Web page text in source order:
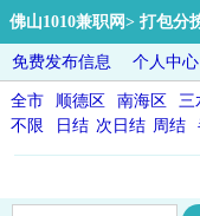
佛山1010兼职网> 打包分
免费发布信息 个人中心
全市 顺德区 南海区 三
不限
日结 次日结 周结